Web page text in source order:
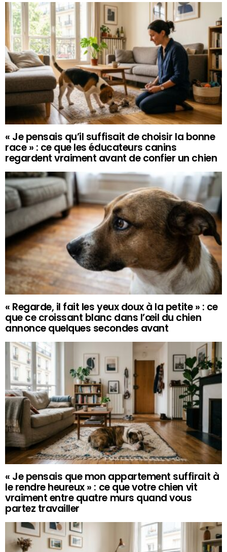
« Je pensais qu’il suffisait de choisir la bonne
race » : ce que les éducateurs canins
regardent vraiment avant de confier un chien
« Regarde, il fait les yeux doux à la petite » : ce
que ce croissant blanc dans l’œil du chien
annonce quelques secondes avant
« Je pensais que mon appartement suffirait à
le rendre heureux » : ce que votre chien vit
vraiment entre quatre murs quand vous
partez travailler